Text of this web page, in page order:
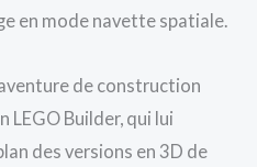
en mode navette spatiale.
de construction
LEGO Builder, qui lui
des versions en 3D de